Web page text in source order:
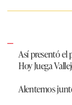
Así presentó el
Hoy Juega
Alentemos